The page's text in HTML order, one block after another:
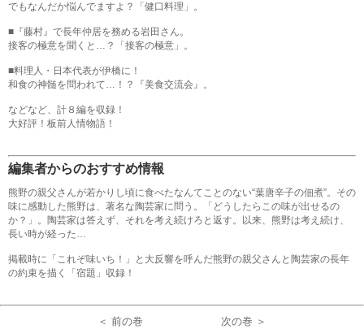
でもなんだか悩んでますよ？「健口料理」。
■『藤村』で長年仲居を務める岩田さん。
接客の極意を聞くと…？「接客の極意」。
■料理人・日本代表が伊橋に！
和食の神髄を問われて…！？『美食交流会』。
などなど、計８編を収録！
大好評！板前人情物語！
編集者からのおすすめ情報
熊野の親父さんが若かりし頃に食べたなんてことのない“葉唐辛子の佃煮”。その
味に感動した熊野は、著名な陶芸家に問う。「どうしたらこの味が出せるの
か？」。陶芸家は答えず、それを考え続けろと返す。以来、熊野は考え続け、
長い時が経った…
掲載時に「これぞ味いち！」と大反響を呼んだ熊野の親父さんと陶芸家の長年
の約束を描く「宿題」収録！
＜ 前の巻 次の巻 ＞